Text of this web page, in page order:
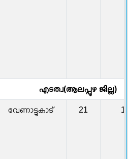
എടത്വ(ആലപ്പുഴ ജില്ല)
വേണാട്ടുകാട് 21